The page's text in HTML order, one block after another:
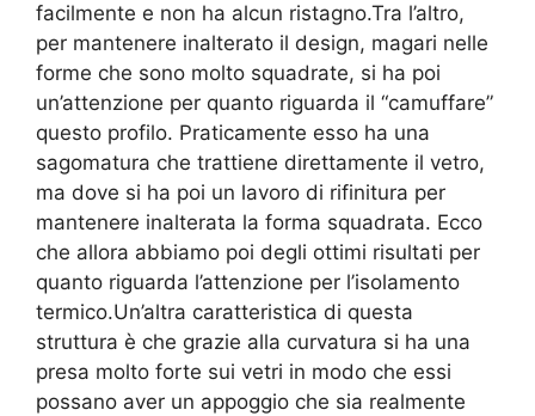
facilmente e non ha alcun ristagno.Tra l’altro,
per mantenere inalterato il design, magari nelle
forme che sono molto squadrate, si ha poi
un’attenzione per quanto riguarda il “camuffare”
questo profilo. Praticamente esso ha una
sagomatura che trattiene direttamente il vetro,
ma dove si ha poi un lavoro di rifinitura per
mantenere inalterata la forma squadrata. Ecco
che allora abbiamo poi degli ottimi risultati per
quanto riguarda l’attenzione per l’isolamento
termico.Un’altra caratteristica di questa
struttura è che grazie alla curvatura si ha una
presa molto forte sui vetri in modo che essi
possano aver un appoggio che sia realmente